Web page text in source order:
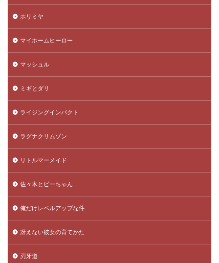
ホリミヤ
マイホームヒーロー
マッシュル
ミギとダリ
ライジングインパクト
ラグナクリムゾン
リトルマーメイド
佐々木とピーちゃん
俺だけレベルアップな件
冴えない彼女の育てかた
刃牙道